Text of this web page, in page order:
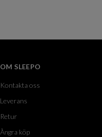
OM SLEEPO
Kontakta oss
Leverans
Retur
Ångra köp